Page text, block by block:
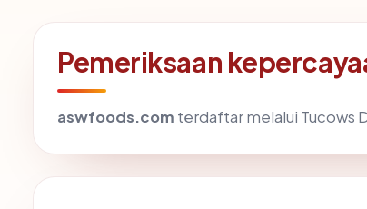
Pemeriksaan
aswfoods.com terdaftar melalui Tucows